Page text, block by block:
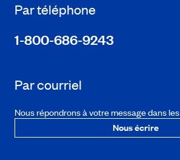
Par téléphone
1-800-686-9243
Par courriel
Nous répondrons à votre message dans
Nous écrire